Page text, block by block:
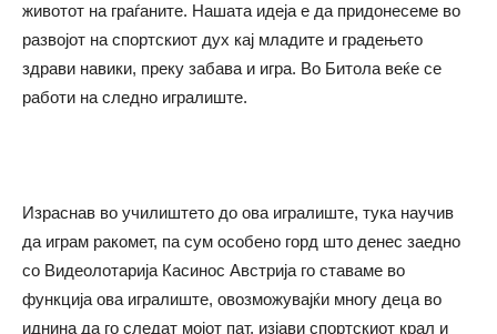
животот на граѓаните. Нашата идеја е да придонесеме во
развојот на спортскиот дух кај младите и градењето
здрави навики, преку забава и игра. Во Битола веќе се
работи на следно игралиште.
Израснав во училиштето до ова игралиште, тука научив
да играм ракомет, па сум особено горд што денес заедно
со Видеолотарија Касинос Австрија го ставаме во
функција ова игралиште, овозможувајќи многу деца во
иднина да го следат мојот пат, изјави спортскиот крал и